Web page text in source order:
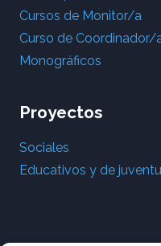
Cursos de Monitor/a
Curso de Coordinador/
Monográficos
Proyectos
Sociales
Educativos y de